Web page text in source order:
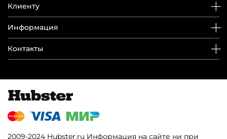
Клиенту
Информация
Контакты
2009-2024 Hubster.ru Информация на сайте ни при